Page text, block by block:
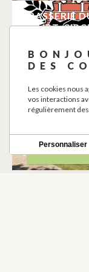
BRASSERIE
COURT-
LAHAGE
CASTEL
DES
Les cookies nous
vos interactions
régulièrement
Personnaliser